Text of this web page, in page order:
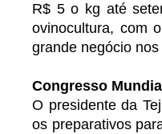
R$ 5 o kg até
ovinocultura, com
grande negócio
Congresso Mundial
O presidente da
os preparativos